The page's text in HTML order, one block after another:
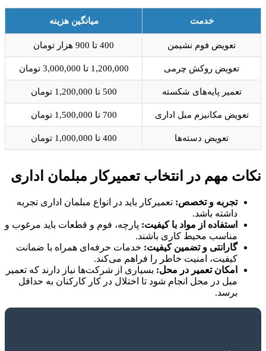
خدمت میانگین هزینه
تعویض فوم نشیمن 400 تا 900 هزار تومان
تعویض روکش چرمی 1,200,000 تا 3,000,000 تومان
تعمیر پایه‌های شکسته 500 تا 1,200,000 تومان
تعویض مکانیزم مبل اداری 700 تا 1,500,000 تومان
تعویض دسته‌ها 400 تا 1,000,000 تومان
نکات مهم در انتخاب تعمیرکار مبلمان اداری
تجربه و تخصص: تعمیرکار باید در انواع مبلمان اداری تجربه
داشته باشد.
استفاده از مواد با کیفیت: پارچه، فوم و قطعات باید مرغوب و
مناسب محیط کاری باشند.
گارانتی و تضمین کیفیت: خدمات حرفه‌ای همراه با ضمانت
کیفیت، امنیت خاطر را فراهم می‌کند.
امکان تعمیر در محل: بسیاری از شرکت‌ها نیاز دارند که تعمیر
مبل در محل انجام شود تا اختلال در کار کارکنان به حداقل
برسد.